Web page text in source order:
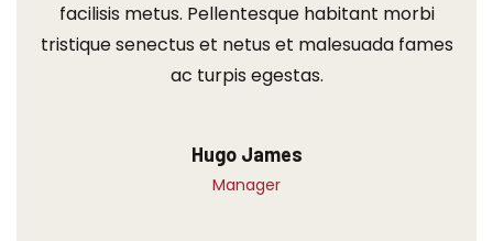
facilisis metus. Pellentesque habitant morbi
tristique senectus et netus et malesuada fames
ac turpis egestas.
Hugo James
Manager